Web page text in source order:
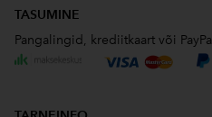
TASUMINE
Pangalingid, krediitkaart või PayPal